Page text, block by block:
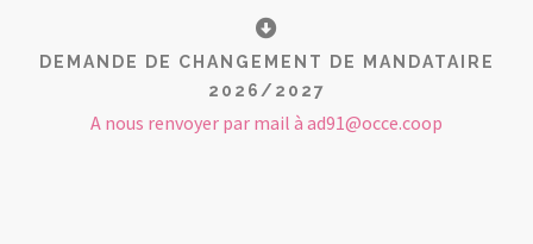
DEMANDE DE CHANGEMENT DE MANDATAIRE
2026/2027
A nous renvoyer par mail à ad91@occe.coop